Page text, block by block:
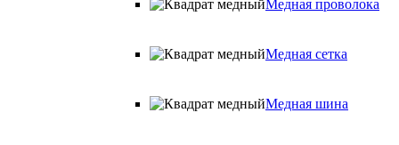
Медная проволока
Медная сетка
Медная шина